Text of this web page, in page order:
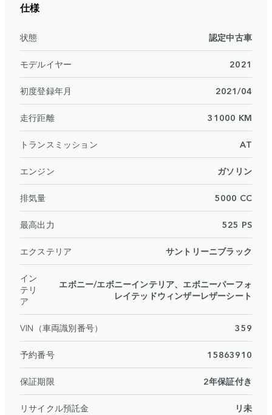
仕様
状態 認定中古車
モデルイヤー 2021
初度登録年月 2021/04
走行距離 31000 KM
トランスミッション AT
エンジン ガソリン
排気量 5000 CC
最高出力 525 PS
エクステリア サントリーニブラック
イン
テリ
ア
エボニー/エボニーインテリア、エボニーパーフォ
レイテッドウィンザーレザーシート
VIN（車両識別番号） 359
予約番号 15863910
保証期限 2年保証付き
リサイクル預託金 リ未